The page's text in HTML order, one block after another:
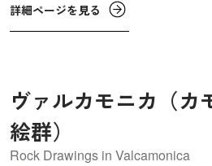
れました。主要な巡礼地でもある
詳細ページを見る
ヴァルカモニカ（カ
絵群）
Rock Drawings in Valcamonica